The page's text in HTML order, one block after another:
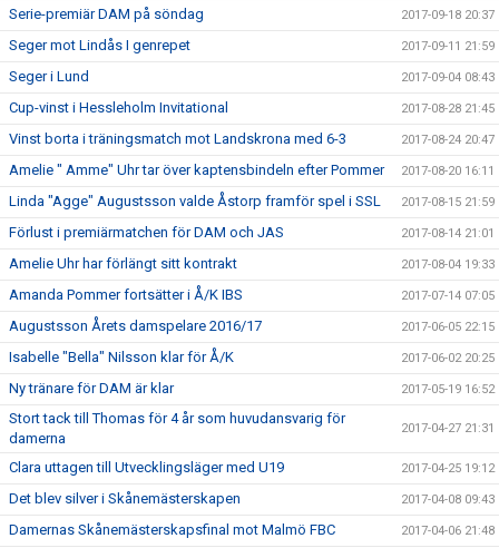
Serie-premiär DAM på söndag 2017-09-18 20:37
Seger mot Lindås I genrepet 2017-09-11 21:59
Seger i Lund 2017-09-04 08:43
Cup-vinst i Hessleholm Invitational 2017-08-28 21:45
Vinst borta i träningsmatch mot Landskrona med 6-3 2017-08-24 20:47
Amelie " Amme" Uhr tar över kaptensbindeln efter Pommer 2017-08-20 16:11
Linda "Agge" Augustsson valde Åstorp framför spel i SSL 2017-08-15 21:59
Förlust i premiärmatchen för DAM och JAS 2017-08-14 21:01
Amelie Uhr har förlängt sitt kontrakt 2017-08-04 19:33
Amanda Pommer fortsätter i Å/K IBS 2017-07-14 07:05
Augustsson Årets damspelare 2016/17 2017-06-05 22:15
Isabelle "Bella" Nilsson klar för Å/K 2017-06-02 20:25
Ny tränare för DAM är klar 2017-05-19 16:52
Stort tack till Thomas för 4 år som huvudansvarig för
damerna
2017-04-27 21:31
Clara uttagen till Utvecklingsläger med U19 2017-04-25 19:12
Det blev silver i Skånemästerskapen 2017-04-08 09:43
Damernas Skånemästerskapsfinal mot Malmö FBC 2017-04-06 21:48